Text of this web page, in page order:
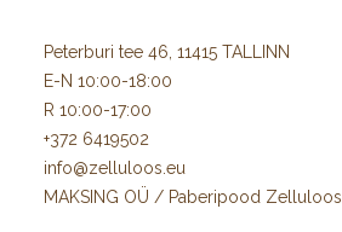
Peterburi tee 46, 11415 TALLINN
E-N 10:00-18:00
R 10:00-17:00
+372 6419502
info@zelluloos.eu
MAKSING OÜ / Paberipood Zelluloos